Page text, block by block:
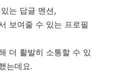
는 답글 멘션,
보여줄 수 있는 프로필
더 활발히 소통할 수 있
는데요.